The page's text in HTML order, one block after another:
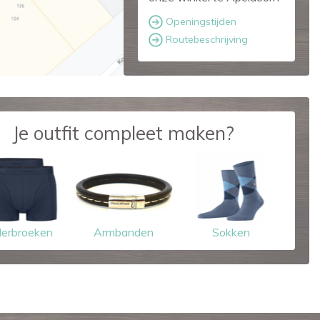
Openingstijden
Routebeschrijving
Je outfit compleet maken?
Armbanden Sokken